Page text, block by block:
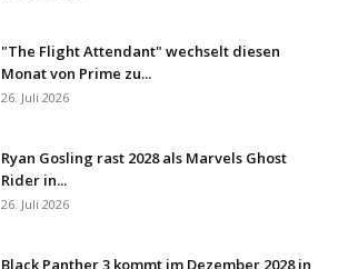
"The Flight Attendant" wechselt diesen
Monat von Prime zu...
26. Juli 2026
Ryan Gosling rast 2028 als Marvels Ghost
Rider in...
26. Juli 2026
Black Panther 3 kommt im Dezember 2028 in